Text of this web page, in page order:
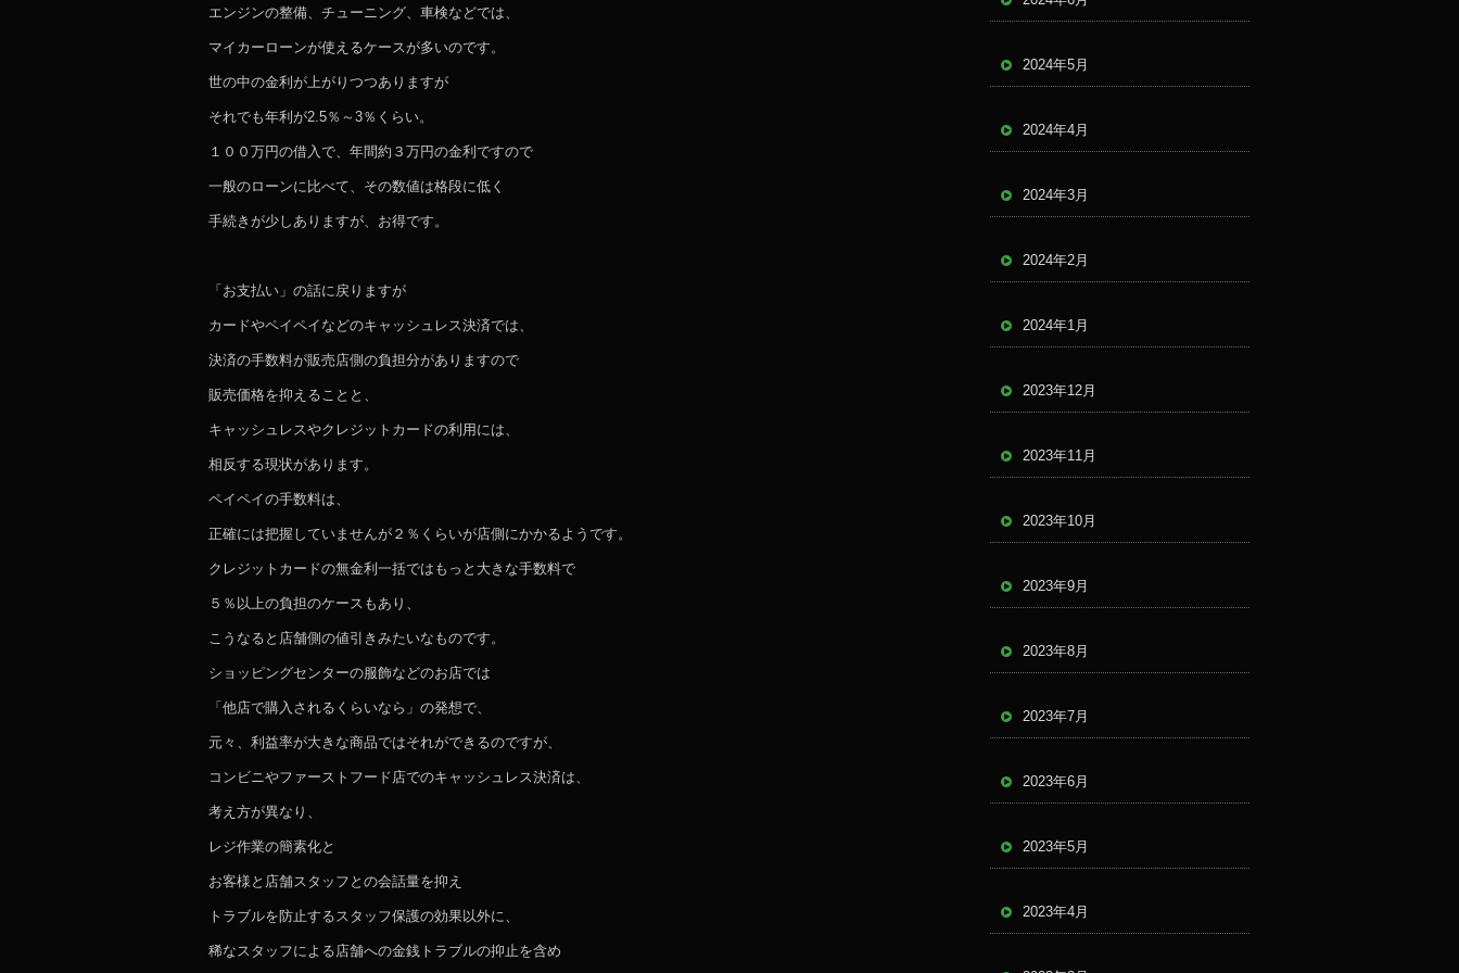
エンジンの整備、チューニング、車検などでは、
マイカーローンが使えるケースが多いのです。
世の中の金利が上がりつつありますが
それでも年利が2.5％～3％くらい。
１００万円の借入で、年間約３万円の金利ですので
一般のローンに比べて、その数値は格段に低く
手続きが少しありますが、お得です。
「お支払い」の話に戻りますが
カードやペイペイなどのキャッシュレス決済では、
決済の手数料が販売店側の負担分がありますので
販売価格を抑えることと、
キャッシュレスやクレジットカードの利用には、
相反する現状があります。
ペイペイの手数料は、
正確には把握していませんが２％くらいが店側にかかるようです。
クレジットカードの無金利一括ではもっと大きな手数料で
５％以上の負担のケースもあり、
こうなると店舗側の値引きみたいなものです。
ショッピングセンターの服飾などのお店では
「他店で購入されるくらいなら」の発想で、
元々、利益率が大きな商品ではそれができるのですが、
コンビニやファーストフード店でのキャッシュレス決済は、
考え方が異なり、
レジ作業の簡素化と
お客様と店舗スタッフとの会話量を抑え
トラブルを防止するスタッフ保護の効果以外に、
稀なスタッフによる店舗への金銭トラブルの抑止を含め
2024年5月
2024年4月
2024年3月
2024年2月
2024年1月
2023年12月
2023年11月
2023年10月
2023年9月
2023年8月
2023年7月
2023年6月
2023年5月
2023年4月